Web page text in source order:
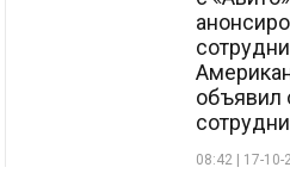
объявил
08:42 | 17-10-